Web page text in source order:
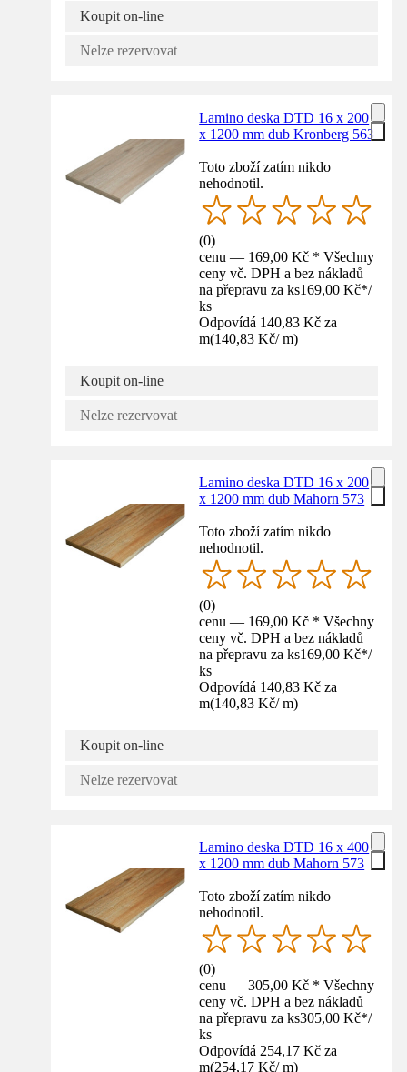
Koupit on-line
Nelze rezervovat
Lamino deska DTD 16 x 200
x 1200 mm dub Kronberg 563
Toto zboží zatím nikdo
nehodnotil.
(0)
cenu — 169,00 Kč * Všechny
ceny vč. DPH a bez nákladů
na přepravu za ks169,00 Kč*/
ks
Odpovídá 140,83 Kč za
m(140,83 Kč/ m)
Koupit on-line
Nelze rezervovat
Lamino deska DTD 16 x 200
x 1200 mm dub Mahorn 573
Toto zboží zatím nikdo
nehodnotil.
(0)
cenu — 169,00 Kč * Všechny
ceny vč. DPH a bez nákladů
na přepravu za ks169,00 Kč*/
ks
Odpovídá 140,83 Kč za
m(140,83 Kč/ m)
Koupit on-line
Nelze rezervovat
Lamino deska DTD 16 x 400
x 1200 mm dub Mahorn 573
Toto zboží zatím nikdo
nehodnotil.
(0)
cenu — 305,00 Kč * Všechny
ceny vč. DPH a bez nákladů
na přepravu za ks305,00 Kč*/
ks
Odpovídá 254,17 Kč za
m(254,17 Kč/ m)